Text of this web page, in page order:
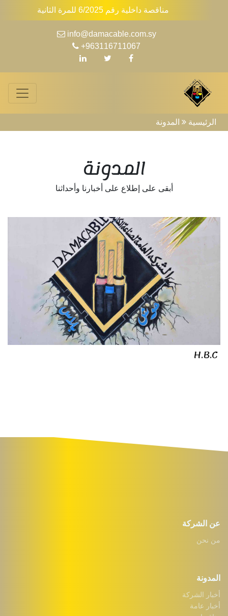
مناقصة داخلية رقم 6/2025 للمرة الثانية
info@damacable.com.sy
+963116711067
الرئيسية المدونة
المدونة
أبقى على إطلاع على أخبارنا وأحداثنا
H.B.C
عن الشركة
من نحن
المدونة
أخبار الشركة
أخبار عامة